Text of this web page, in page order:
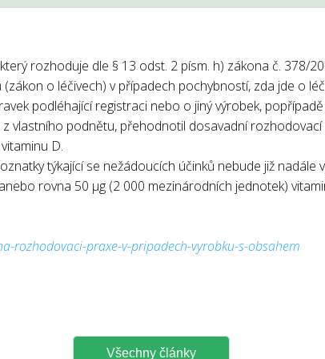
rozhoduje dle § 13 odst. 2 písm. h) zákona č. 378/
o léčivech) v případech pochybností, zda jde o
podléhající registraci nebo o jiný výrobek,
vlastního podnětu, přehodnotil dosavadní
D.
týkající se nežádoucích účinků nebude již nadále
rovna 50 μg (2 000 mezinárodních jednotek)
rozhodovaci-praxe-v-pripadech-vyrobku-s-obsahem
Všechny články